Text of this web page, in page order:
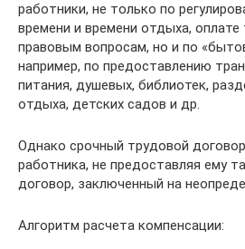
работники, не только по
времени и времени отдыха, оплате
правовым вопросам, но и по
например, по предоставлению
питания, душевых, библиотек,
отдыха, детских садов и др.
Однако срочный трудовой
работника, не предоставляя ему
договор, заключенный на
Алгоритм расчета компенсации: